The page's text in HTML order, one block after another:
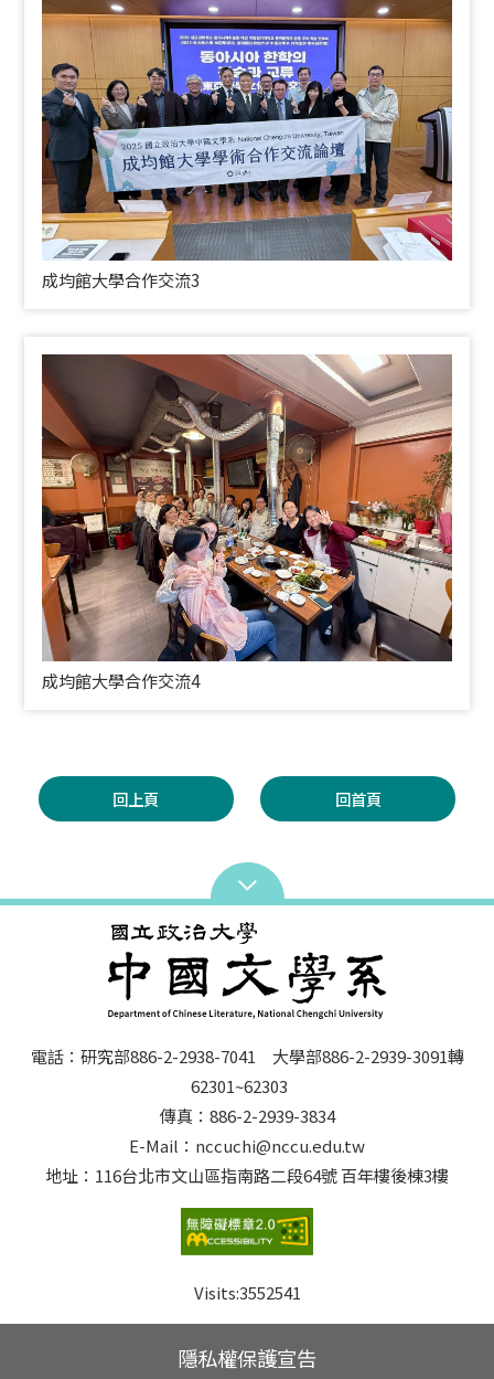
成均館大學合作交流3
成均館大學合作交流4
回上頁 回首頁
電話：研究部886-2-2938-7041 大學部886-2-2939-3091轉
62301~62303
傳真：886-2-2939-3834
E-Mail：nccuchi@nccu.edu.tw
地址：116台北市文山區指南路二段64號 百年樓後棟3樓
Visits:3552541
隱私權保護宣告